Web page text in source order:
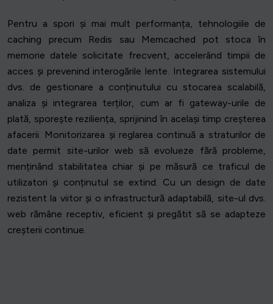
Pentru a spori și mai mult performanța, tehnologiile de
caching precum Redis sau Memcached pot stoca în
memorie datele solicitate frecvent, accelerând timpii de
acces și prevenind interogările lente. Integrarea sistemului
dvs. de gestionare a conținutului cu stocarea scalabilă,
analiza și integrarea terților, cum ar fi gateway-urile de
plată, sporește reziliența, sprijinind în același timp creșterea
afacerii. Monitorizarea și reglarea continuă a straturilor de
date permit site-urilor web să evolueze fără probleme,
menținând stabilitatea chiar și pe măsură ce traficul de
utilizatori și conținutul se extind. Cu un design de date
rezistent la viitor și o infrastructură adaptabilă, site-ul dvs.
web rămâne receptiv, eficient și pregătit să se adapteze
creșterii continue.